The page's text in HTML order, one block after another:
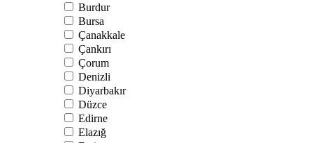
Burdur
Bursa
Çanakkale
Çankırı
Çorum
Denizli
Diyarbakır
Düzce
Edirne
Elazığ